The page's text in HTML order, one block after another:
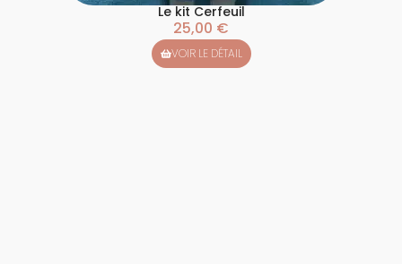
Le kit Cerfeuil
25,00 €
VOIR LE DÉTAIL